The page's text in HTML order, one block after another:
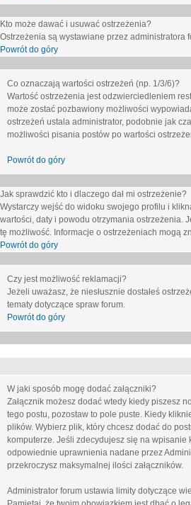
Kto może dawać i usuwać ostrzeżenia?
Ostrzeżenia są wystawiane przez administratora
Powrót do góry
Co oznaczają wartości ostrzeżeń (np. 1/3/6)?
Wartość ostrzeżenia jest odzwierciedleniem
może zostać pozbawiony możliwości
ostrzeżeń ustala administrator, podobnie jak
możliwości pisania postów po wartości
Powrót do góry
Jak sprawdzić kto i dlaczego dał mi ostrzeżenie?
Wystarczy wejść do widoku swojego profilu i
wartości, daty i powodu otrzymania ostrzeżenia.
tę możliwość. Informacje o ostrzeżeniach mogą
Powrót do góry
Czy jest możliwość reklamacji?
Jeżeli uważasz, że niesłusznie dostałeś
tematy dotyczące spraw forum.
Powrót do góry
W jaki sposób mogę dodać załączniki?
Załącznik możesz dodać wtedy kiedy piszesz
tego postu, pozostaw to pole puste. Kiedy
plików. Wybierz plik, który chcesz dodać do
komputerze. Jeśli zdecydujesz się na wpisanie
odpowiednie uprawnienia nadane przez
przekroczysz maksymalnej ilości załączników.
Administrator forum ustawia limity dotyczące